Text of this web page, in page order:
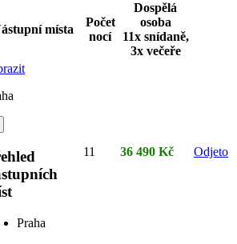
místa
Počet
nocí
Dospělá
osoba
11x snídaně,
3x večeře
Praha
11 36 490 Kč Odjeto